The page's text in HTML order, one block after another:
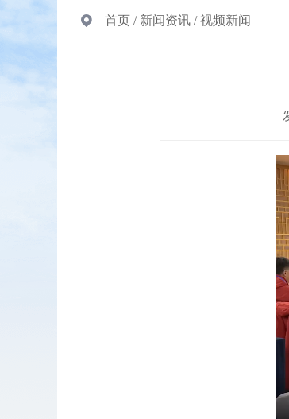
首页 / 新闻资讯 /视频新闻